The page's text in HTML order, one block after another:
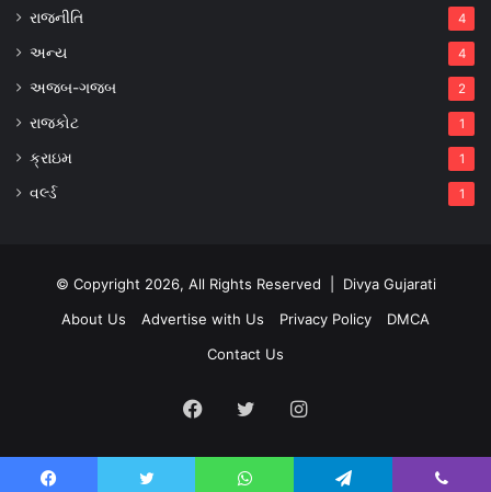
રાજનીતિ 4
અન્ય 4
અજબ-ગજબ 2
રાજકોટ 1
ક્રાઇમ 1
વર્લ્ડ 1
© Copyright 2026, All Rights Reserved | Divya Gujarati
About Us
Advertise with Us Privacy Policy
DMCA
Contact Us
Facebook
TwitterInstagram